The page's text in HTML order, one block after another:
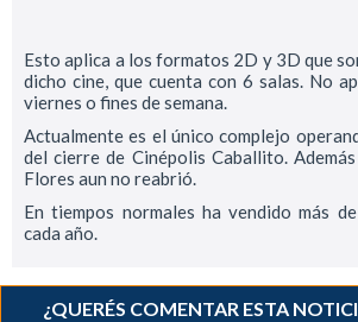
Esto aplica a los formatos 2D y 3D que
dicho cine, que cuenta con 6 salas. No
viernes o fines de semana.
Actualmente es el único complejo
del cierre de Cinépolis Caballito.
Flores aun no reabrió.
En tiempos normales ha vendido más
cada año.
¿QUERÉS COMENTAR ESTA